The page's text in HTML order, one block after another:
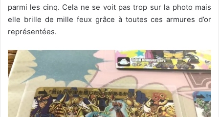
parmi les cinq. Cela ne se voit pas trop sur la photo mais
elle brille de mille feux grâce à toutes ces armures d’or
représentées.